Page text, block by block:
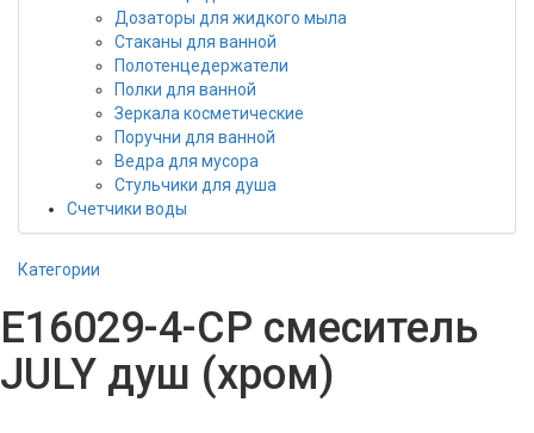
Дозаторы для жидкого мыла
Стаканы для ванной
Полотенцедержатели
Полки для ванной
Зеркала косметические
Поручни для ванной
Ведра для мусора
Стульчики для душа
Счетчики воды
Категории
E16029-4-CP смеситель
JULY душ (хром)